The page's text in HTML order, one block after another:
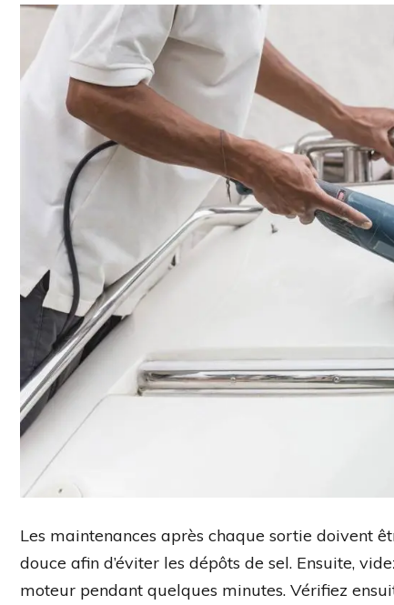
Les maintenances après chaque sortie doivent
douce afin d’éviter les dépôts de sel. Ensuite,
moteur pendant quelques minutes. Vérifiez